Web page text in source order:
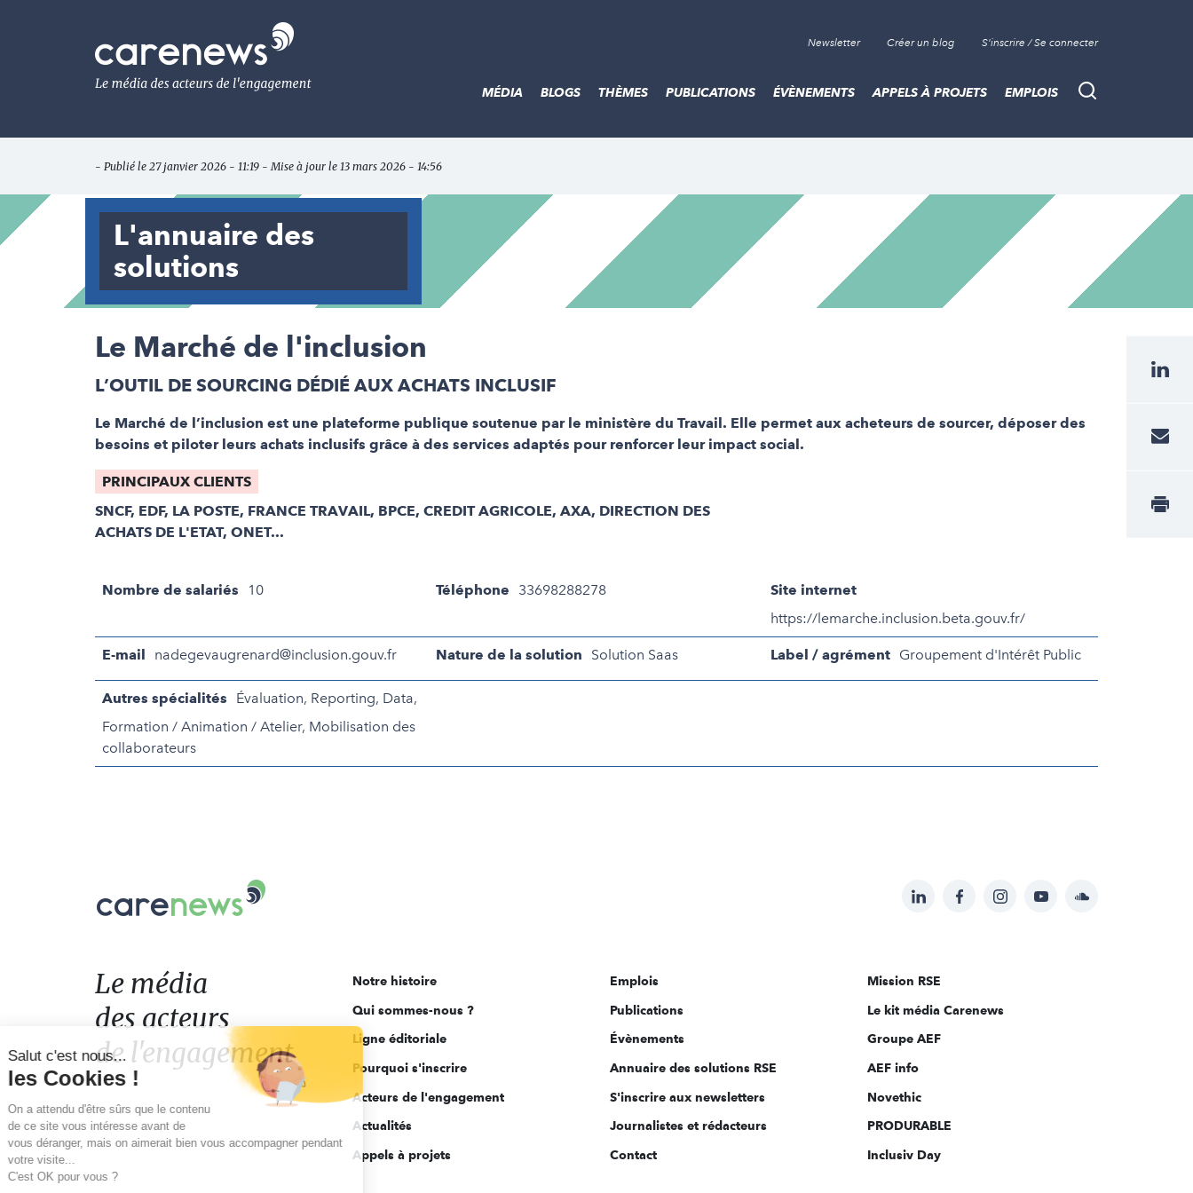
Le
média
de
l'engagement
Newsletter Créer un blog S'inscrire / Se connecter
Recherche
MÉDIA BLOGS THÈMES PUBLICATIONS ÉVÈNEMENTS APPELS À PROJETS EMPLOIS
- Publié le 27 janvier 2026 - 11:19 - Mise à jour le 13 mars 2026 - 14:56
L'annuaire des
solutions
Le Marché de l'inclusion
L’OUTIL DE SOURCING DÉDIÉ AUX ACHATS INCLUSIF
Le Marché de l’inclusion est une plateforme publique soutenue par le ministère du Travail. Elle permet aux acheteurs de sourcer, déposer des
besoins et piloter leurs achats inclusifs grâce à des services adaptés pour renforcer leur impact social.
PRINCIPAUX CLIENTS
SNCF, EDF, LA POSTE, FRANCE TRAVAIL, BPCE, CREDIT AGRICOLE, AXA, DIRECTION DES
ACHATS DE L'ETAT, ONET...
Nombre de salariés 10 Téléphone 33698288278
Site internet
https://lemarche.inclusion.beta.gouv.fr/
E-mail nadegevaugrenard@inclusion.gouv.fr Nature de la solution Solution Saas Label / agrément Groupement d'Intérêt Public
Autres spécialités
Évaluation, Reporting, Data,
Formation / Animation / Atelier, Mobilisation des
collaborateurs
Suivez-
sur:
LinkedInFacebookInstagramYouTubeSoundcloud
Le
acteurs
de
l'engagement
Le média
des acteurs
de l'engagement
Notre histoire
Qui sommes-nous ?
Ligne éditoriale
Pourquoi s'inscrire
Acteurs de l'engagement
Actualités
Appels à projets
Emplois
Publications
Évènements
Annuaire des solutions RSE
S'inscrire aux newsletters
Journalistes et rédacteurs
Contact
Mission RSE
Le kit média Carenews
Groupe AEF
AEF info
Novethic
PRODURABLE
Inclusiv Day
Salut c'est nous...
les Cookies !
On a attendu d'être sûrs que le contenu
de ce site vous intéresse avant de
vous déranger, mais on aimerait bien vous accompagner pendant
votre visite...
C'est OK pour vous ?